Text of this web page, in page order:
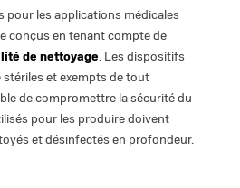
pour les applications médicales
conçus en tenant compte de
de nettoyage. Les dispositifs
et exempts de tout
de compromettre la sécurité du
pour les produire doivent
et désinfectés en profondeur.